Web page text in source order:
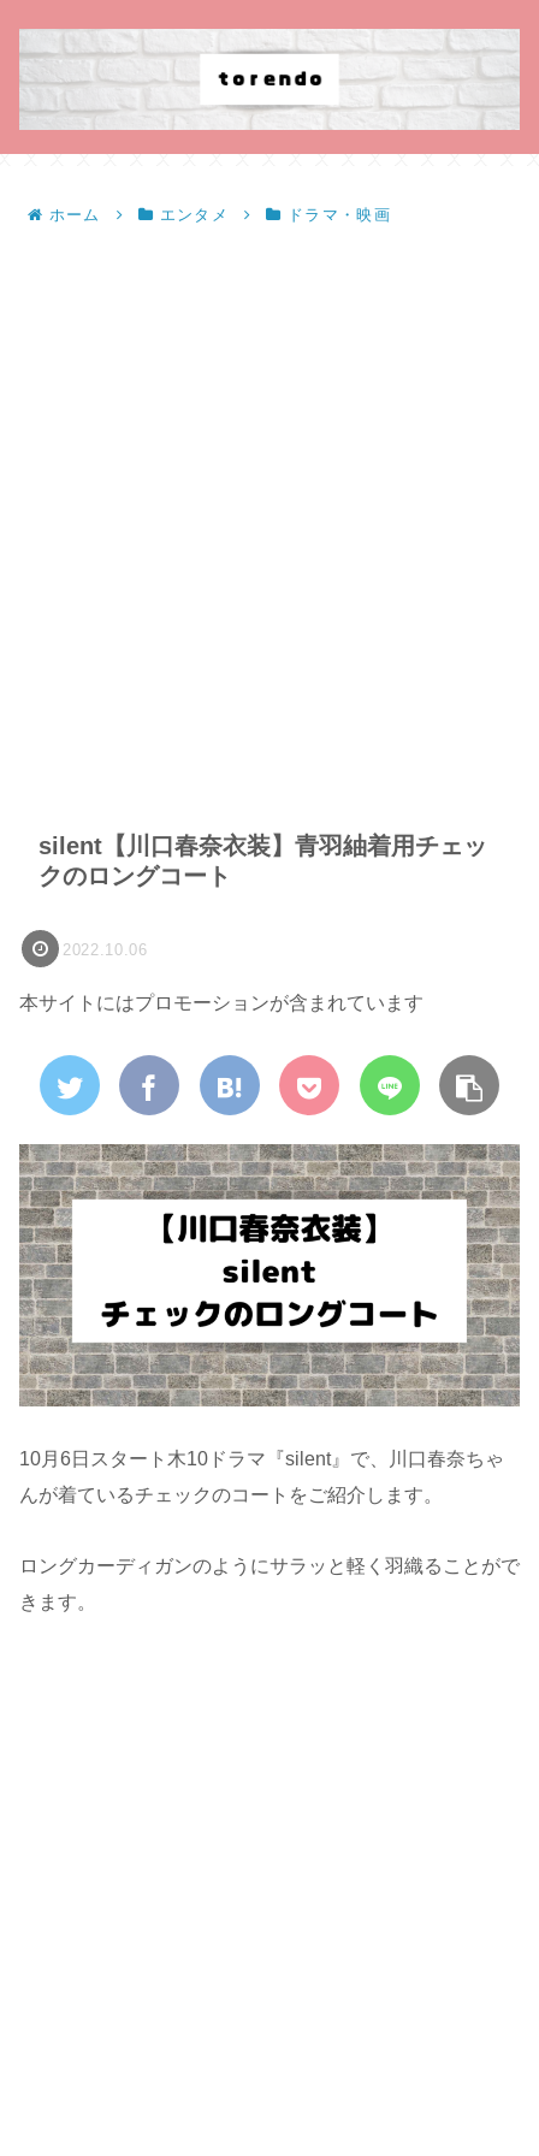
ホーム エンタメ ドラマ・映画
silent【川口春奈衣装】青羽紬着用チェッ
クのロングコート
2022.10.06
本サイトにはプロモーションが含まれています
10月6日スタート木10ドラマ『silent』で、川口春奈ちゃ
んが着ているチェックのコートをご紹介します。
ロングカーディガンのようにサラッと軽く羽織ることがで
きます。